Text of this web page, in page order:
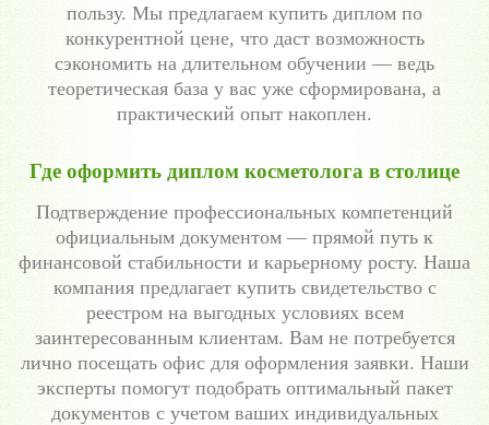
пользу. Мы предлагаем купить диплом по
конкурентной цене, что даст возможность
сэкономить на длительном обучении — ведь
теоретическая база у вас уже сформирована, а
практический опыт накоплен.
Где оформить диплом косметолога в столице
Подтверждение профессиональных компетенций
официальным документом — прямой путь к
финансовой стабильности и карьерному росту. Наша
компания предлагает купить свидетельство с
реестром на выгодных условиях всем
заинтересованным клиентам. Вам не потребуется
лично посещать офис для оформления заявки. Наши
эксперты помогут подобрать оптимальный пакет
документов с учетом ваших индивидуальных